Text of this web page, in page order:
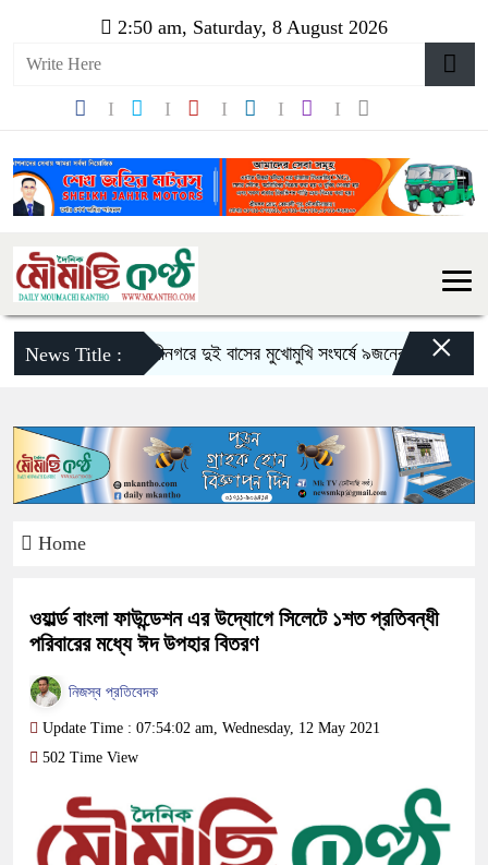
2:50 am, Saturday, 8 August 2026
News Title :
সিলেটে ওসমানীনগরে দুই বাসের মুখোমুখি সংঘর্ষে ৯জনের প্রাণহানী×
Home
ওয়ার্ল্ড বাংলা ফাউন্ডেশন এর উদ্যোগে সিলেটে ১শত প্রতিবন্ধী
পরিবারের মধ্যে ঈদ উপহার বিতরণ
নিজস্ব প্রতিবেদক
Update Time : 07:54:02 am, Wednesday, 12 May 2021
502 Time View